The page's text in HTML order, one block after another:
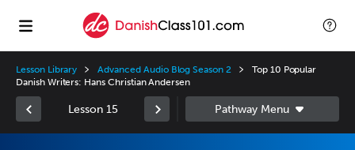
Lesson Library Advanced Audio Blog Season 2
Top 10 Popular
Danish Writers: Hans Christian Andersen
Lesson 15